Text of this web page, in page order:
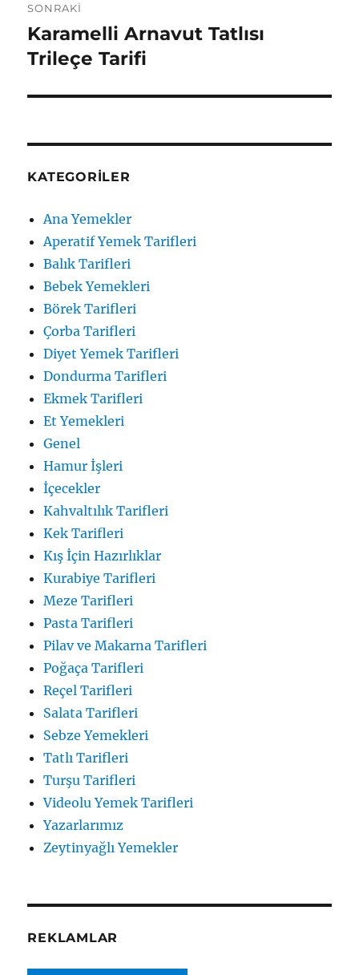
SONRAKI
Sonraki
yazı:
Karamelli Arnavut Tatlısı
Trileçe Tarifi
KATEGORILER
Ana Yemekler
Aperatif Yemek Tarifleri
Balık Tarifleri
Bebek Yemekleri
Börek Tarifleri
Çorba Tarifleri
Diyet Yemek Tarifleri
Dondurma Tarifleri
Ekmek Tarifleri
Et Yemekleri
Genel
Hamur İşleri
İçecekler
Kahvaltılık Tarifleri
Kek Tarifleri
Kış İçin Hazırlıklar
Kurabiye Tarifleri
Meze Tarifleri
Pasta Tarifleri
Pilav ve Makarna Tarifleri
Poğaça Tarifleri
Reçel Tarifleri
Salata Tarifleri
Sebze Yemekleri
Tatlı Tarifleri
Turşu Tarifleri
Videolu Yemek Tarifleri
Yazarlarımız
Zeytinyağlı Yemekler
REKLAMLAR